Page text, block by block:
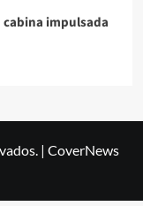
cabina impulsada
| CoverNews